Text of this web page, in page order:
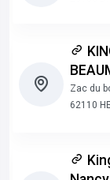
Zac du
62110